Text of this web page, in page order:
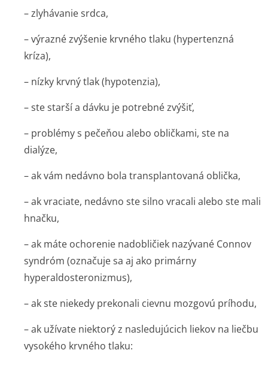
– zlyhávanie srdca,
– výrazné zvýšenie krvného tlaku (hypertenzná
kríza),
– nízky krvný tlak (hypotenzia),
– ste starší a dávku je potrebné zvýšiť,
– problémy s pečeňou alebo obličkami, ste na
dialýze,
– ak vám nedávno bola transplantovaná oblička,
– ak vraciate, nedávno ste silno vracali alebo ste mali
hnačku,
– ak máte ochorenie nadobličiek nazývané Connov
syndróm (označuje sa aj ako primárny
hyperaldostero­nizmus),
– ak ste niekedy prekonali cievnu mozgovú príhodu,
– ak užívate niektorý z nasledujúcich liekov na liečbu
vysokého krvného tlaku: